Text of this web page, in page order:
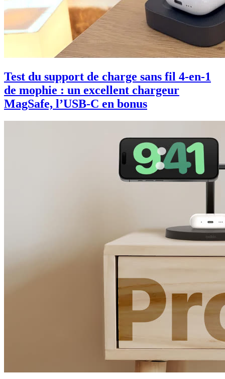
Test du support de charge sans fil 4-en-1
de mophie : un excellent chargeur
MagSafe, l’USB-C en bonus